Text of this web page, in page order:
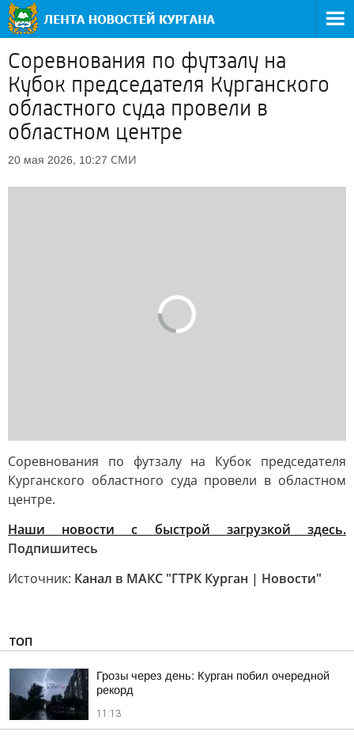
Соревнования по футзалу на
Кубок председателя Курганского
областного суда провели в
областном центре
20 мая 2026, 10:27 СМИ
Соревнования по футзалу на Кубок председателя
Курганского областного суда провели в областном
центре.
Наши новости с быстрой загрузкой здесь.
Подпишитесь
Источник: Канал в МАКС "ГТРК Курган | Новости"
ТОП
Грозы через день: Курган побил очередной
рекорд
11:13